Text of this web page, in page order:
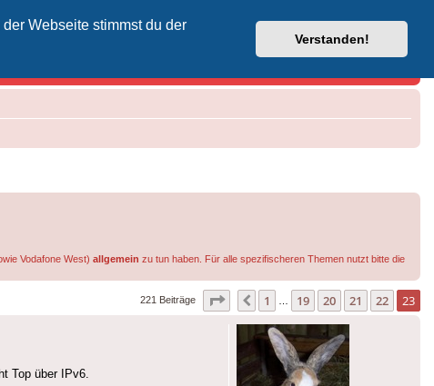
Webseite stimmst du der
Verstanden!
Vodafone-Kabel-Helpdesk
Vodafone West) allgemein zu tun haben. Für alle spezifischeren Themen nutzt bitte die
221 Beiträge Seite 23 23
Vorherige
1 19 20 21 22 23
Top über IPv6.